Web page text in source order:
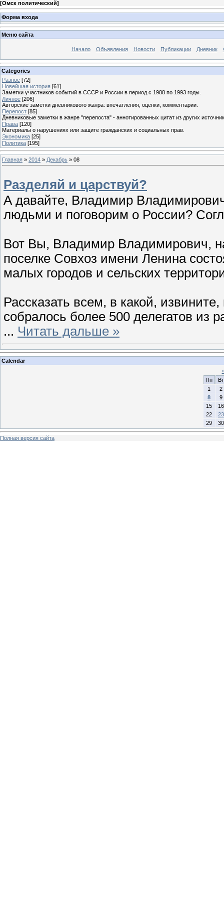
[Омск политический]
Форма входа
Меню сайта
Начало Объявления Новости Публикации Дневник
Categories
Разное [72]
Новейшая история [61]
Заметки участников событий в СССР и России в период с 1988 по 1993 годы.
Личное [206]
Авторские заметки дневникового жанра: впечатления, оценки, комментарии.
Перепост [85]
Дневниковые заметки в жанре "перепоста" - аннотированных цитат из других
Права [120]
Материалы о нарушениях или защите гражданских и социальных прав.
Экономика [25]
Политика [195]
Главная » 2014 » Декабрь » 08
Разделяй и царствуй?
А давайте, Владимир
людьми и поговорим о России?
Вот Вы, Владимир Владимирович,
поселке Совхоз имени Ленина
малых городов и сельских
Рассказать всем, в какой,
собралось более 500 делегатов из
... Читать дальше »
Calendar
Пн
Вт
1
2
8
9
15
16
22
23
29
30
Полная версия сайта